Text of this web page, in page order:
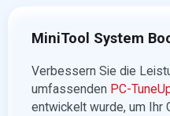
MiniTool System
Verbessern Sie die
umfassenden PC-
entwickelt wurde, um Ihr